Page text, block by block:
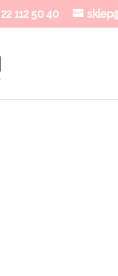
22 112 50 40